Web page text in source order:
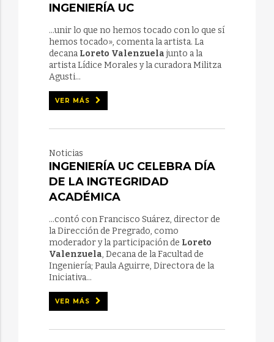
INGENIERÍA UC
...unir lo que no hemos tocado con lo que sí
hemos tocado», comenta la artista. La
decana Loreto Valenzuela junto a la
artista Lídice Morales y la curadora Militza
Agusti...
VER MÁS
Noticias
INGENIERÍA UC CELEBRA DÍA
DE LA INGTEGRIDAD
ACADÉMICA
...contó con Francisco Suárez, director de
la Dirección de Pregrado, como
moderador y la participación de Loreto
Valenzuela, Decana de la Facultad de
Ingeniería; Paula Aguirre, Directora de la
Iniciativa...
VER MÁS